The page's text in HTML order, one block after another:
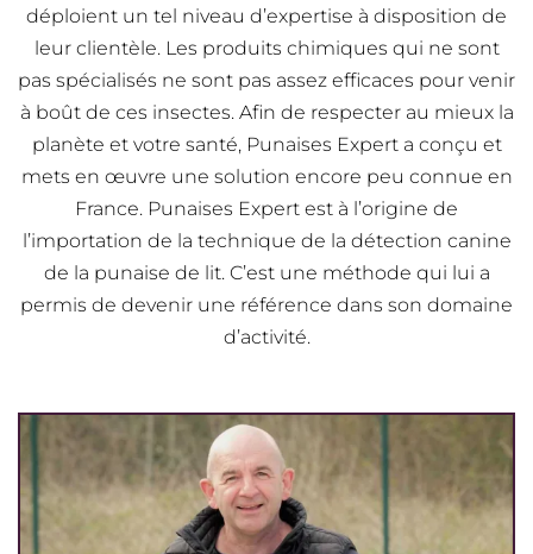
déploient un tel niveau d’expertise à disposition de
leur clientèle. Les produits chimiques qui ne sont
pas spécialisés ne sont pas assez efficaces pour venir
à boût de ces insectes. Afin de respecter au mieux la
planète et votre santé, Punaises Expert a conçu et
mets en œuvre une solution encore peu connue en
France. Punaises Expert est à l’origine de
l’importation de la technique de la détection canine
de la punaise de lit. C’est une méthode qui lui a
permis de devenir une référence dans son domaine
d’activité.